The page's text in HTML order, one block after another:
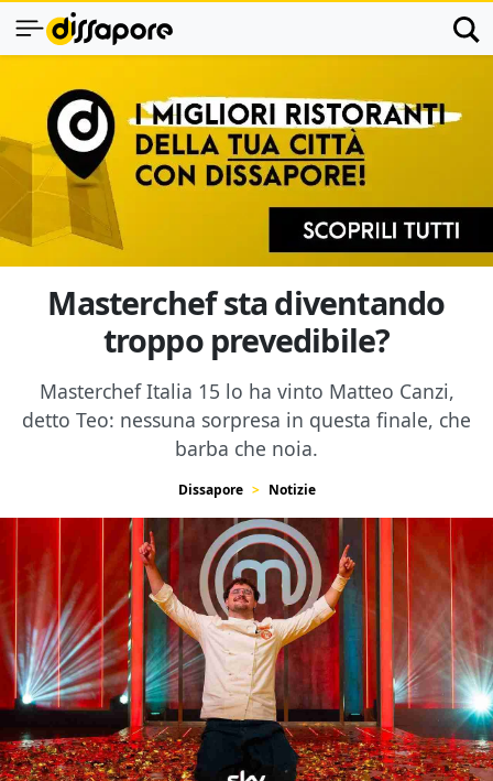
Masterchef sta diventando
troppo prevedibile?
Masterchef Italia 15 lo ha vinto Matteo Canzi,
detto Teo: nessuna sorpresa in questa finale, che
barba che noia.
Dissapore Notizie